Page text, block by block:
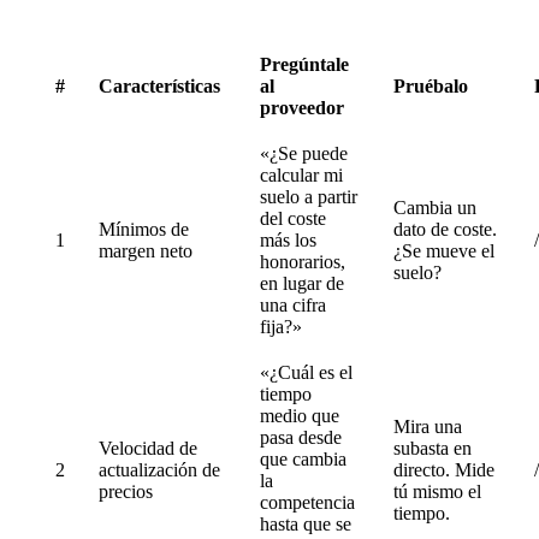
# Características
Pregúntale
al
proveedor
Pruébalo
1
Mínimos de
margen neto
«¿Se puede
calcular mi
suelo a partir
del coste
más los
honorarios,
en lugar de
una cifra
fija?»
Cambia un
dato de coste.
¿Se mueve el
suelo?
2
Velocidad de
actualización de
precios
«¿Cuál es el
tiempo
medio que
pasa desde
que cambia
la
competencia
hasta que se
Mira una
subasta en
directo. Mide
tú mismo el
tiempo.